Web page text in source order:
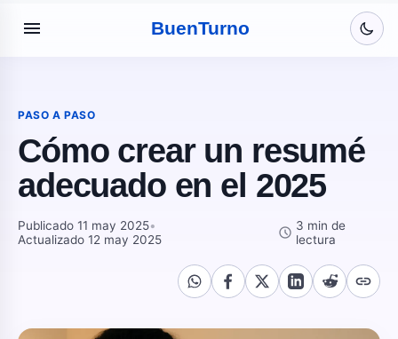
menu BuenTurno
PASO A PASO
Cómo crear un resumé
adecuado en el 2025
Publicado 11 may 2025•
Actualizado 12 may 2025
schedule 3 min de
lectura
link